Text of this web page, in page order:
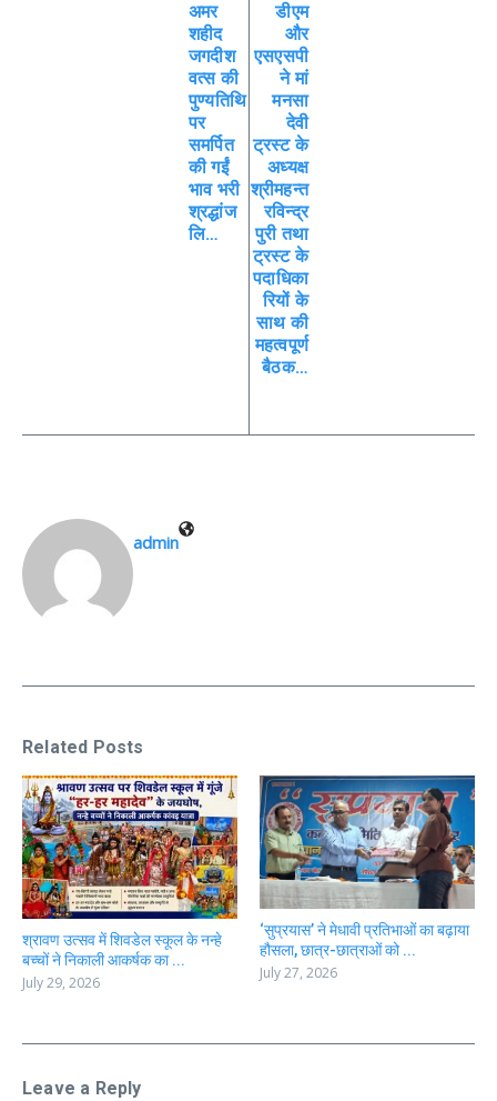
अमर
शहीद
जगदीश
वत्स की
पुण्यतिथि
पर
समर्पित
की गईं
भाव भरी
श्रद्धांज
लि…
डीएम
और
एसएसपी
ने मां
मनसा
देवी
ट्रस्ट के
अध्यक्ष
श्रीमहन्त
रविन्द्र
पुरी तथा
ट्रस्ट के
पदाधिका
रियों के
साथ की
महत्वपूर्ण
बैठक…
admin
Related Posts
श्रावण उत्सव में शिवडेल स्कूल के नन्हे
बच्चों ने निकाली आकर्षक का ...
July 29, 2026
‘सुप्रयास’ ने मेधावी प्रतिभाओं का बढ़ाया
हौसला, छात्र-छात्राओं को ...
July 27, 2026
Leave a Reply